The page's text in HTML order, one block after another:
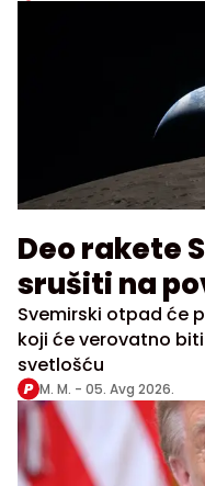
Deo rakete
srušiti na
Svemirski otpad će
koji će verovatno
svetlošću
M. M. - 05. Avg 2026.